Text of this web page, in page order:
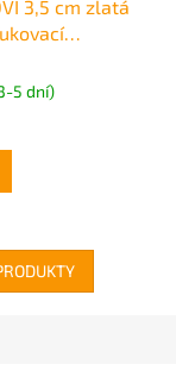
3,5 cm zlatá
5 dní)